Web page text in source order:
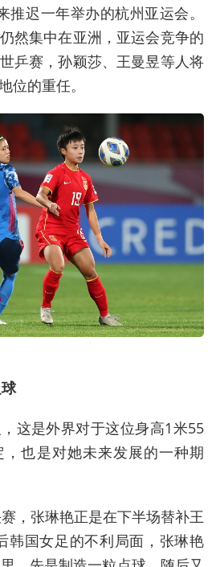
迟一年举办的杭州亚运会。
然集中在亚洲，亚运会竞争的
乒赛，孙颖莎、王曼昱等人将
位的重任。
这是外界对于这位身高1米55
也是对她未来发展的一种期
，张琳艳正是在下半场替补王
韩国女足的不利局面，张琳艳